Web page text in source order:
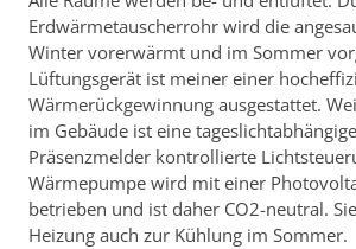
Erdwärmetauscherrohr wird die
Winter vorerwärmt und im Sommer
Lüftungsgerät ist meiner einer
Wärmerückgewinnung ausgestattet.
im Gebäude ist eine
Präsenzmelder kontrollierte
Wärmepumpe wird mit einer
betrieben und ist daher CO2-neutral.
Heizung auch zur Kühlung im Sommer.